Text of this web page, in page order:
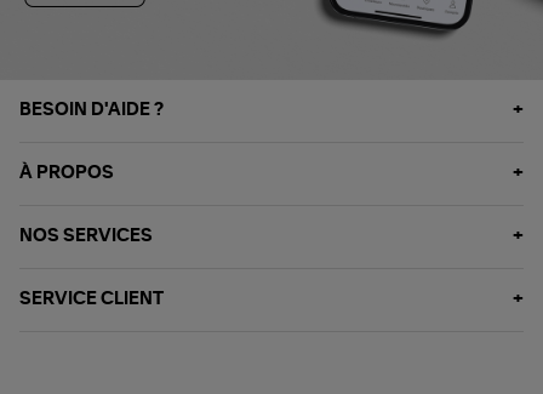
BESOIN D'AIDE ?
À PROPOS
NOS SERVICES
SERVICE CLIENT